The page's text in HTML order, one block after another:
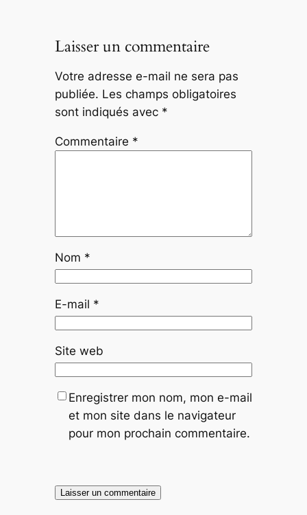
Laisser un commentaire
Votre adresse e-mail ne sera pas
publiée. Les champs obligatoires
sont indiqués avec *
Commentaire *
Nom *
E-mail *
Site web
Enregistrer mon nom, mon e-mail
et mon site dans le navigateur
pour mon prochain commentaire.